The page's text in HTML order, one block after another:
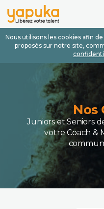
Nous utilisons les cookies afin
proposés sur notre site,
Nos
Juniors et Seniors
votre Coach &